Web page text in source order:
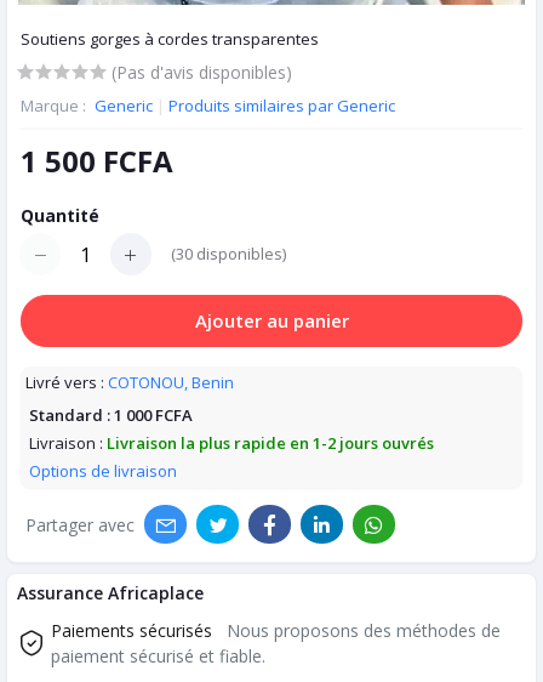
Soutiens gorges à cordes transparentes
(Pas d'avis disponibles)
Marque : Generic | Produits similaires par Generic
1 500 FCFA
Quantité
(30 disponibles)
Ajouter au panier
Livré vers : COTONOU, Benin
Standard :1 000 FCFA
Livraison : Livraison la plus rapide en 1-2 jours ouvrés
Options de livraison
Partager avec
Assurance Africaplace
Paiements sécurisés
Nous proposons des méthodes de
paiement sécurisé et fiable.